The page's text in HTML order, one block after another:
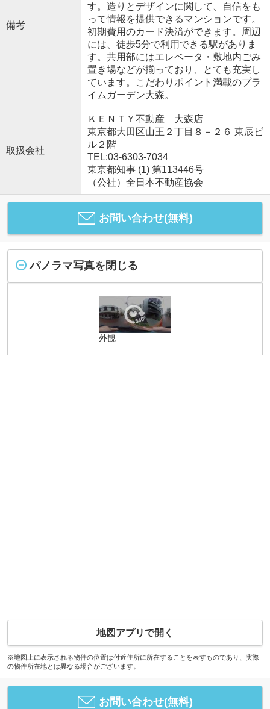
備考
す。造りとデザインに関して、自信をも
って情報を提供できるマンションです。
初期費用のカード決済ができます。周辺
には、徒歩5分で利用できる駅がありま
す。共用部にはエレベータ・敷地内ごみ
置き場などが揃っており、とても充実し
ています。こだわりポイント満載のプラ
イムガーデン大森。
取扱会社
ＫＥＮＴＹ不動産 大森店
東京都大田区山王２丁目８－２６ 東辰ビ
ル２階
TEL:03-6303-7034
東京都知事 (1) 第113446号
（公社）全日本不動産協会
お問い合わせ(無料)
パノラマ写真を閉じる
外観
地図アプリで開く
※地図上に表示される物件の位置は付近住所に所在することを表すものであり、実際
の物件所在地とは異なる場合がございます。
お問い合わせ(無料)